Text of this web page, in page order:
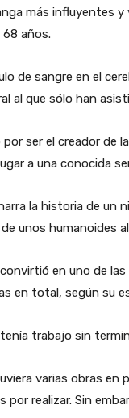
más influyentes
años.
de sangre en el
al que sólo han
ser el creador de
a una conocida
la historia de un
unos humanoides
en uno de
en total, según su
trabajo sin
varias obras en
por realizar. Sin